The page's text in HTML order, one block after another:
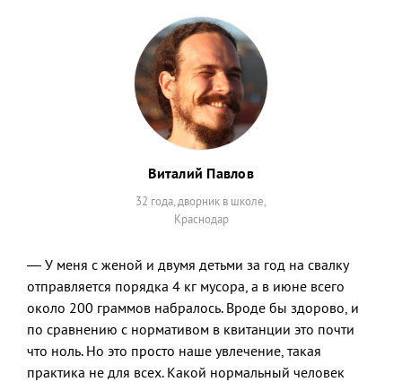
Виталий Павлов
32 года, дворник в школе,
Краснодар
— У меня с женой и двумя детьми за год на свалку
отправляется порядка 4 кг мусора, а в июне всего
около 200 граммов набралось. Вроде бы здорово, и
по сравнению с нормативом в квитанции это почти
что ноль. Но это просто наше увлечение, такая
практика не для всех. Какой нормальный человек